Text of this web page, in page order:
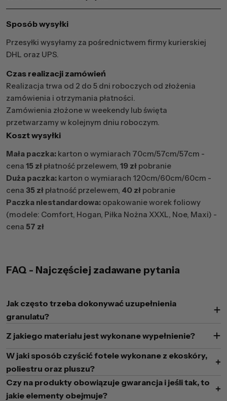
Sposób wysyłki
Przesyłki wysyłamy za pośrednictwem firmy kurierskiej
DHL oraz UPS.
Czas realizacji zamówień
Realizacja trwa od 2 do 5 dni roboczych od złożenia
zamówienia i otrzymania płatności.
Zamówienia złożone w weekendy lub święta
przetwarzamy w kolejnym dniu roboczym.
Koszt wysyłki
Mała paczka: karton o wymiarach 70cm/57cm/57cm -
cena 15 zł płatność przelewem, 19 zł pobranie
Duża paczka: karton o wymiarach 120cm/60cm/60cm -
cena 35 zł płatność przelewem, 40 zł pobranie
Paczka niestandardowa: opakowanie worek foliowy
(modele: Comfort, Hogan, Piłka Nożna XXXL, Noe, Maxi) -
cena 57 zł
FAQ - Najczęściej zadawane pytania
Jak często trzeba dokonywać uzupełnienia
granulatu?
Z jakiego materiału jest wykonane wypełnienie?
W jaki sposób czyścić fotele wykonane z ekoskóry,
poliestru oraz pluszu?
Czy na produkty obowiązuje gwarancja i jeśli tak, to
jakie elementy obejmuje?